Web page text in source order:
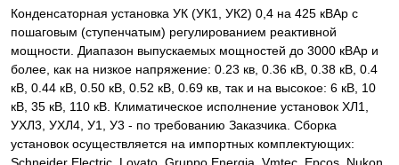
Конденсаторная установка УК (УК1, УК2) 0,4 на 425 кВАр с
пошаговым (ступенчатым) регулированием реактивной
мощности. Диапазон выпускаемых мощностей до 3000 кВАр и
более, как на низкое напряжение: 0.23 кв, 0.36 кВ, 0.38 кВ, 0.4
кВ, 0.44 кВ, 0.50 кВ, 0.52 кВ, 0.69 кв, так и на высокое: 6 кВ, 10
кВ, 35 кВ, 110 кВ. Климатическое исполнение установок ХЛ1,
УХЛ3, УХЛ4, У1, У3 - по требованию Заказчика. Сборка
установок осуществляется на импортных комплектующих: